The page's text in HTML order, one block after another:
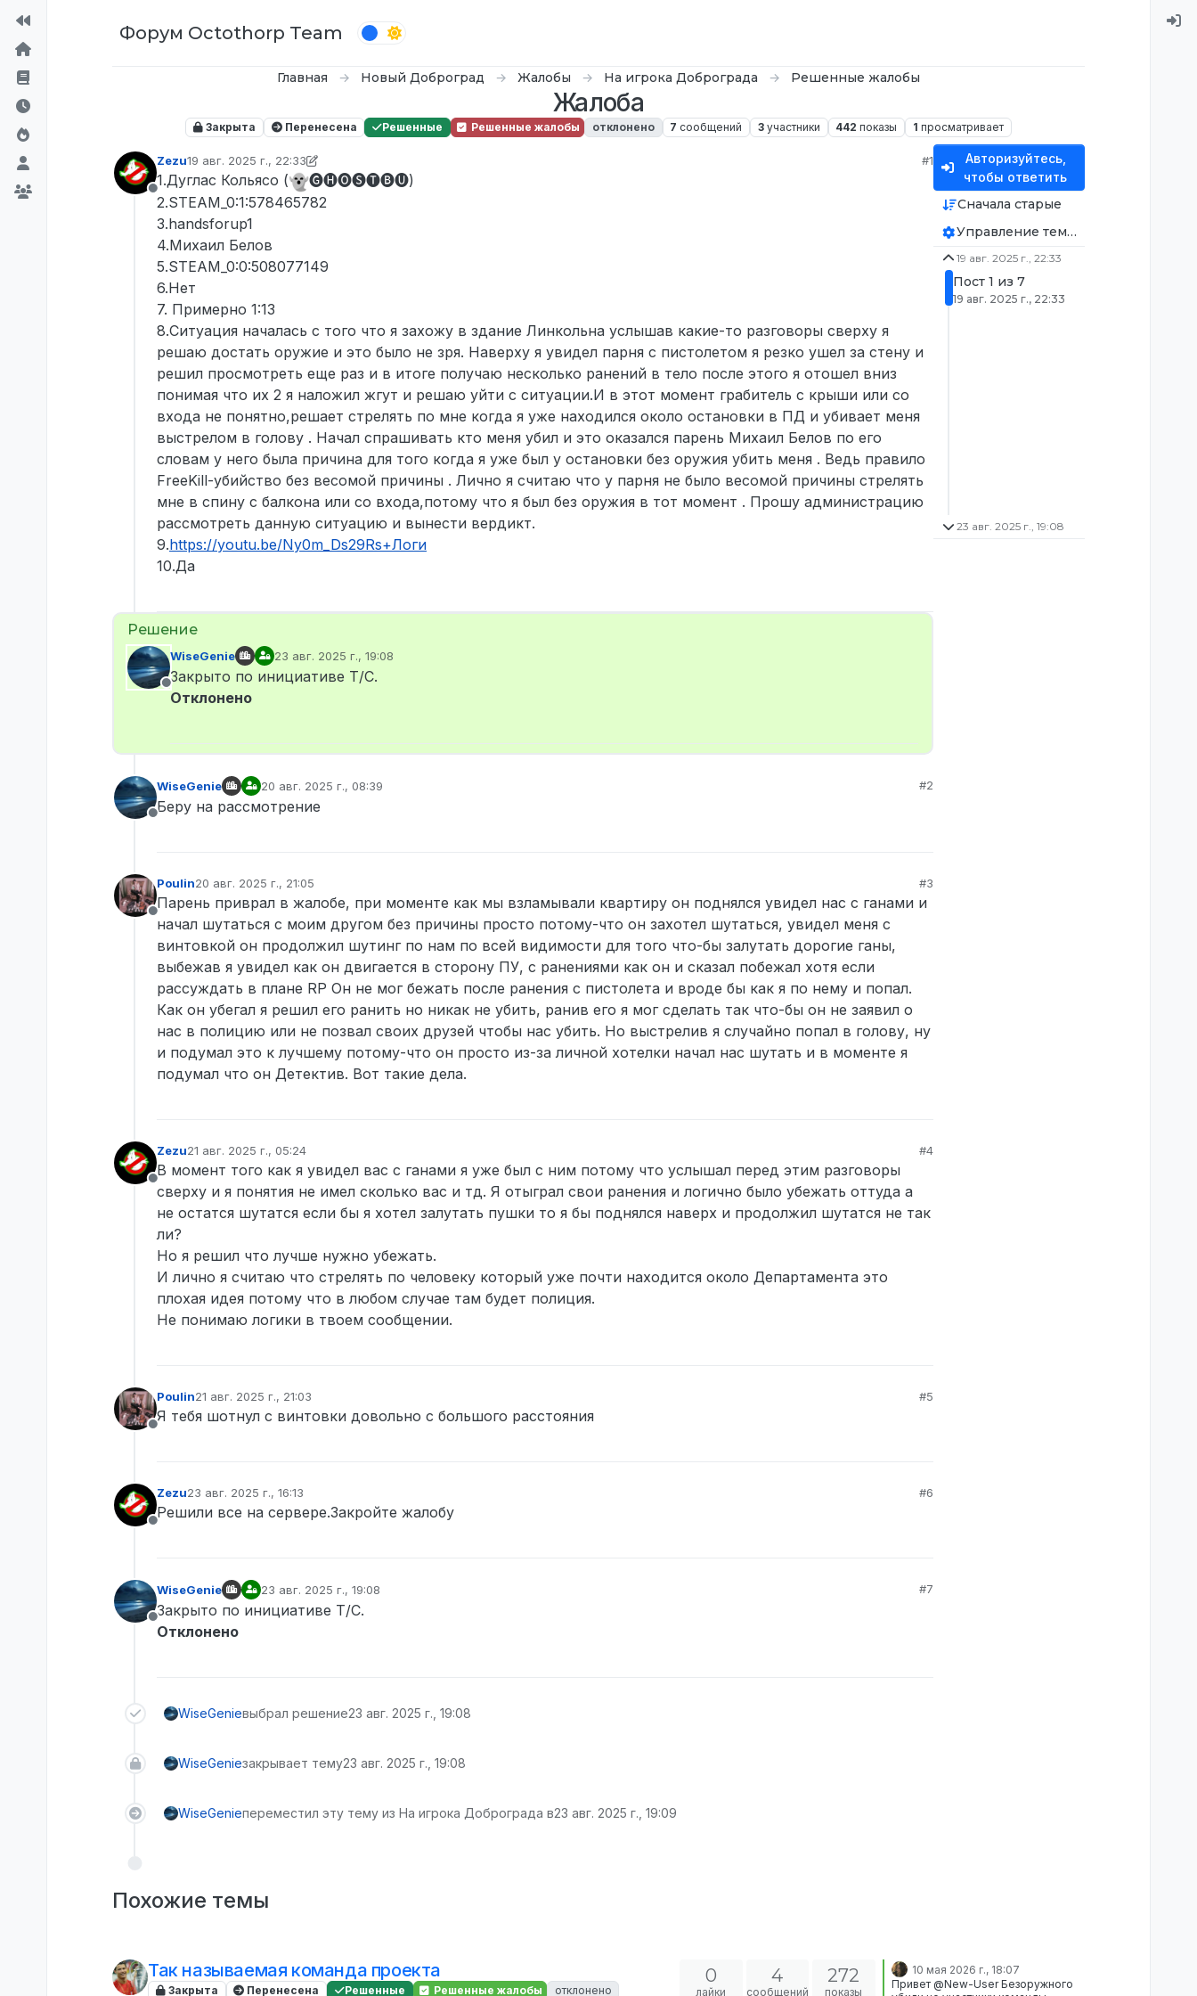
Форум Octothorp Team
Главная Новый Доброград Жалобы На игрока Доброграда Решенные жалобы
Жалоба
Закрыта Перенесена Решенные Решенные жалобы отклонено 7 сообщений 3 участники 442 показы 1 просматривает
Не в сети
Zezu19 авг. 2025 г., 22:33
отредактировано Zezu
#1
1.Дуглас Кольясо (
🅖🅗🅞🅢🅣🅑🅤)
2.STEAM_0:1:578465782
3.handsforup1
4.Михаил Белов
5.STEAM_0:0:508077149
6.Нет
7. Примерно 1:13
8.Ситуация началась с того что я захожу в здание Линкольна услышав какие-то разговоры сверху я
решаю достать оружие и это было не зря. Наверху я увидел парня с пистолетом я резко ушел за стену и
решил просмотреть еще раз и в итоге получаю несколько ранений в тело после этого я отошел вниз
понимая что их 2 я наложил жгут и решаю уйти с ситуации.И в этот момент грабитель с крыши или со
входа не понятно,решает стрелять по мне когда я уже находился около остановки в ПД и убивает меня
выстрелом в голову . Начал спрашивать кто меня убил и это оказался парень Михаил Белов по его
словам у него была причина для того когда я уже был у остановки без оружия убить меня . Ведь правило
FreeKill-убийство без весомой причины . Лично я считаю что у парня не было весомой причины стрелять
мне в спину с балкона или со входа,потому что я был без оружия в тот момент . Прошу администрацию
рассмотреть данную ситуацию и вынести вердикт.
9.https://youtu.be/Ny0m_Ds29Rs+Логи
10.Да
Не в сети
WiseGenie 23 авг. 2025 г., 19:08
отредактировано
Закрыто по инициативе Т/С.
Отклонено
Не в сети
WiseGenie 20 авг. 2025 г., 08:39
отредактировано
#2
Беру на рассмотрение
Не в сети
Poulin20 авг. 2025 г., 21:05
отредактировано
#3
Парень приврал в жалобе, при моменте как мы взламывали квартиру он поднялся увидел нас с ганами и
начал шутаться с моим другом без причины просто потому-что он захотел шутаться, увидел меня с
винтовкой он продолжил шутинг по нам по всей видимости для того что-бы залутать дорогие ганы,
выбежав я увидел как он двигается в сторону ПУ, с ранениями как он и сказал побежал хотя если
рассуждать в плане RP Он не мог бежать после ранения с пистолета и вроде бы как я по нему и попал.
Как он убегал я решил его ранить но никак не убить, ранив его я мог сделать так что-бы он не заявил о
нас в полицию или не позвал своих друзей чтобы нас убить. Но выстрелив я случайно попал в голову, ну
и подумал это к лучшему потому-что он просто из-за личной хотелки начал нас шутать и в моменте я
подумал что он Детектив. Вот такие дела.
Не в сети
Zezu21 авг. 2025 г., 05:24
отредактировано
#4
В момент того как я увидел вас с ганами я уже был с ним потому что услышал перед этим разговоры
сверху и я понятия не имел сколько вас и тд. Я отыграл свои ранения и логично было убежать оттуда а
не остатся шутатся если бы я хотел залутать пушки то я бы поднялся наверх и продолжил шутатся не так
ли?
Но я решил что лучше нужно убежать.
И лично я считаю что стрелять по человеку который уже почти находится около Департамента это
плохая идея потому что в любом случае там будет полиция.
Не понимаю логики в твоем сообщении.
Не в сети
Poulin21 авг. 2025 г., 21:03
отредактировано
#5
Я тебя шотнул с винтовки довольно с большого расстояния
Не в сети
Zezu23 авг. 2025 г., 16:13
отредактировано
#6
Решили все на сервере.Закройте жалобу
Не в сети
WiseGenie 23 авг. 2025 г., 19:08
отредактировано
#7
Закрыто по инициативе Т/С.
Отклонено
WiseGenieвыбрал решение23 авг. 2025 г., 19:08
WiseGenieзакрывает тему23 авг. 2025 г., 19:08
WiseGenieпереместил эту тему из На игрока Доброграда в23 авг. 2025 г., 19:09
Авторизуйтесь,
чтобы ответить
Сначала старые
Управление темой
19 авг. 2025 г., 22:33
Пост 1 из 7
19 авг. 2025 г., 22:33
23 авг. 2025 г., 19:08
Похожие темы
Так называемая команда проекта
Закрыта Перенесена Решенные Решенные жалобы
отклонено
0
лайки
4
сообщений
272
показы
10 мая 2026 г., 18:07
Привет @New-User Безоружного